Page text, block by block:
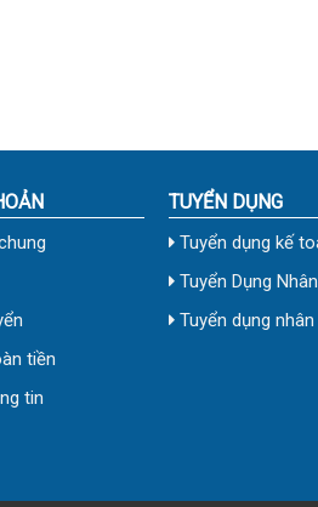
tiền
tin
TUYỂN DỤNG
Tuyển dụng kế
Tuyển Dụng
Tuyển dụng